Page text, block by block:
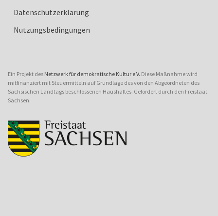
Datenschutzerklärung
Nutzungsbedingungen
Ein Projekt des Netzwerk für demokratische Kultur e.V. Diese Maßnahme wird
mitfinanziert mit Steuermitteln auf Grundlage des von den Abgeordneten des
Sächsischen Landtags beschlossenen Haushaltes. Gefördert durch den Freistaat
Sachsen.